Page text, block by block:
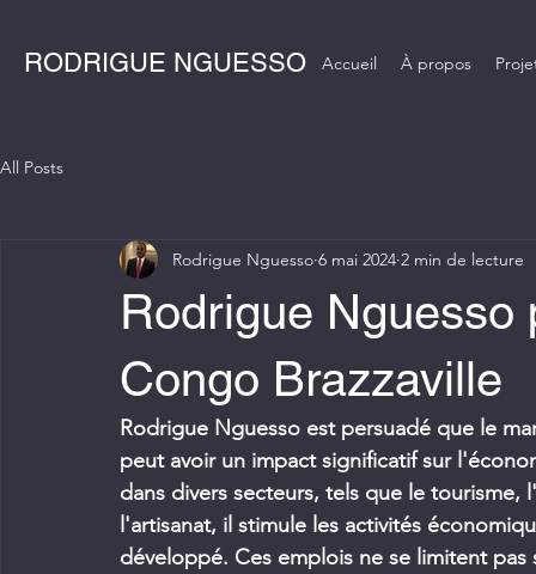
RODRIGUE NGUESSO Accueil À propos
All Posts
Rodrigue Nguesso
Congo Brazzaville
Rodrigue Nguesso 6 mai 2024 2 min de lecture
Rodrigue Nguesso est persuadé que le
peut avoir un impact significatif sur
dans divers secteurs, tels que le
l'artisanat, il stimule les activités
développé. Ces emplois ne se limitent